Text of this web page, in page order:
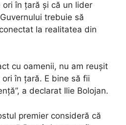
în țară și că un lider
trebuie să
la realitatea din
cu oamenii, nu am reușit
în țară. E bine să fii
a declarat Ilie Bolojan.
premier consideră că